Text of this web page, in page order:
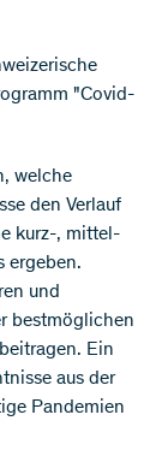
"Covid-
welche
den Verlauf
kurz-, mittel-
ergeben.
und
bestmöglichen
Ein
aus der
Pandemien